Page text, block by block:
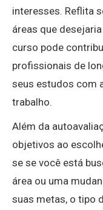
interesses. Reflita
áreas que
curso pode
profissionais de
seus estudos com
trabalho.
Além da
objetivos ao
se se você está
área ou uma
suas metas, o tipo